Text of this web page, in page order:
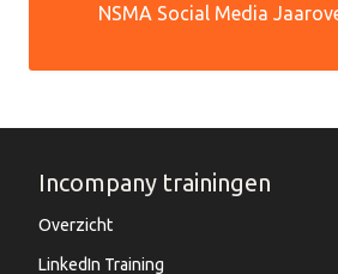
NSMA Social Media
Incompany trainingen
Overzicht
LinkedIn Training